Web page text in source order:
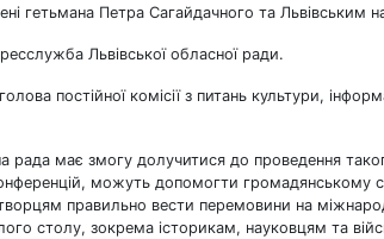
гетьмана Петра Сагайдачного та Львівським
Львівської обласної ради.
постійної комісії з питань культури,
має змогу долучитися до проведення
можуть допомогти громадянському
правильно вести перемовини на
столу, зокрема історикам, науковцям та